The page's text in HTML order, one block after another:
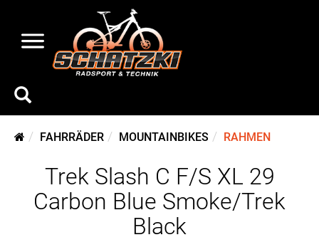
FAHRRÄDER MOUNTAINBIKES RAHMEN
Trek Slash C F/S XL 29
Carbon Blue Smoke/Trek
Black